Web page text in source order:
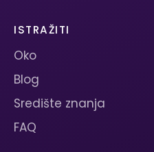
ISTRAŽITI
Oko
Blog
Središte znanja
FAQ